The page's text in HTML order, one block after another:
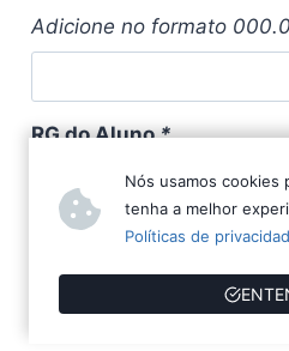
Adicione no formato
RG do Aluno*
Adicione no formato
Foto do Documento
Nós usamos cookies
tenha a melhor
Políticas de